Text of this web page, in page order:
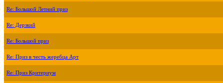
Re: Большой Летний приз
Re: Дерзкий
Re: Большой приз
Re: Приз в честь жеребца Арт
Re: Приз Критериум